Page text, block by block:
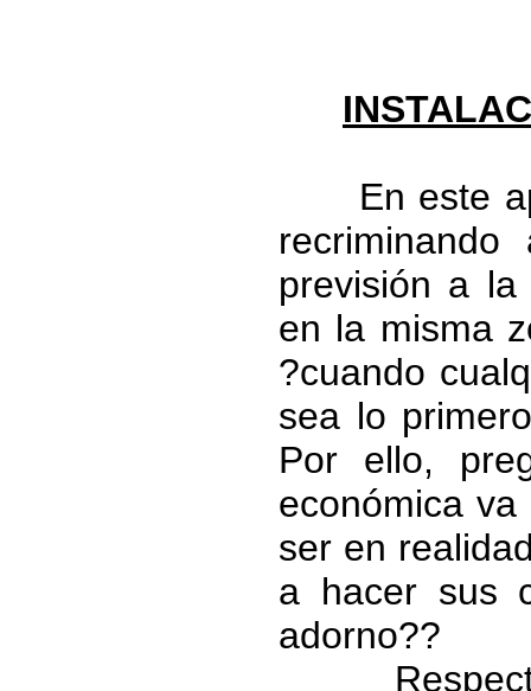
En este
previsión a
en la misma
?cuando
sea lo
Por ello,
económica
ser en
a hacer sus
adorno??
Respecto